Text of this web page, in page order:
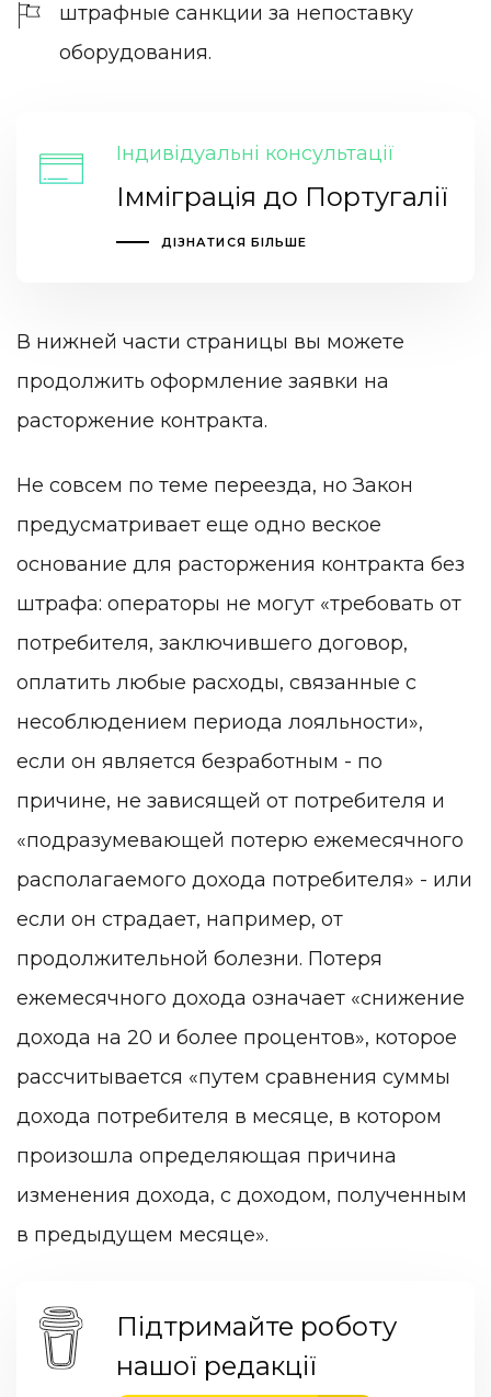
штрафные санкции за непоставку
оборудования.
Індивідуальні консультації
Імміграція до Португалії
ДІЗНАТИСЯ БІЛЬШЕ
В нижней части страницы вы можете
продолжить оформление заявки на
расторжение контракта.
Не совсем по теме переезда, но Закон
предусматривает еще одно веское
основание для расторжения контракта без
штрафа: операторы не могут «требовать от
потребителя, заключившего договор,
оплатить любые расходы, связанные с
несоблюдением периода лояльности»,
если он является безработным - по
причине, не зависящей от потребителя и
«подразумевающей потерю ежемесячного
располагаемого дохода потребителя» - или
если он страдает, например, от
продолжительной болезни. Потеря
ежемесячного дохода означает «снижение
дохода на 20 и более процентов», которое
рассчитывается «путем сравнения суммы
дохода потребителя в месяце, в котором
произошла определяющая причина
изменения дохода, с доходом, полученным
в предыдущем месяце».
Підтримайте роботу
нашої редакції